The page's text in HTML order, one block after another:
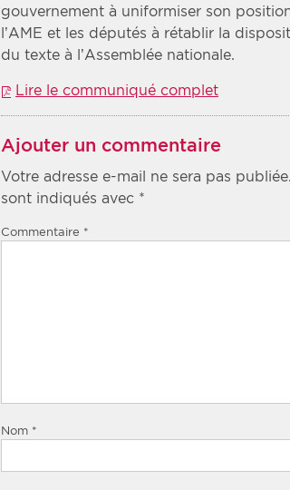
gouvernement à uniformiser son
l’AME et les députés à rétablir la
du texte à l’Assemblée nationale.
Lire le communiqué complet
Ajouter un commentaire
Votre adresse e-mail ne sera pas publiée.
sont indiqués avec *
Commentaire *
Nom *